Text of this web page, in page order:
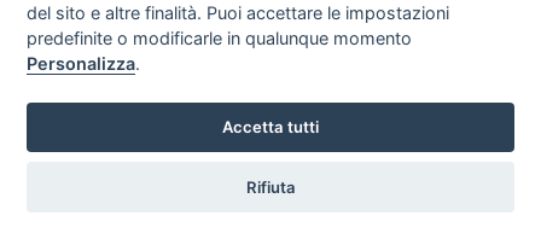
ISCRIVITI
Cancellazione gratuita in qualsiasi momento.
del sito e altre finalità. Puoi accettare le impostazioni
predefinite o modificarle in qualunque momento
Personalizza.
Accetta tutti
Rifiuta